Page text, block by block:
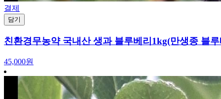
결제
담기
친환경무농약 국내산 생과 블루베리1kg(만생종 블
45,000원